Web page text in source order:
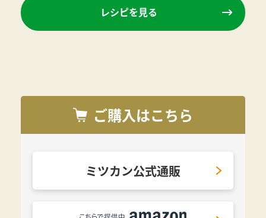
レシピを見る
ご購入はこちら
ミツカン公式通販